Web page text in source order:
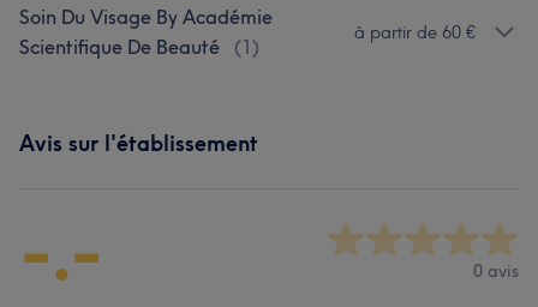
Soin Du Visage By Académie
Scientifique De Beauté
(1)
à partir de 60 €
Avis sur l'établissement
-.- 0 avis